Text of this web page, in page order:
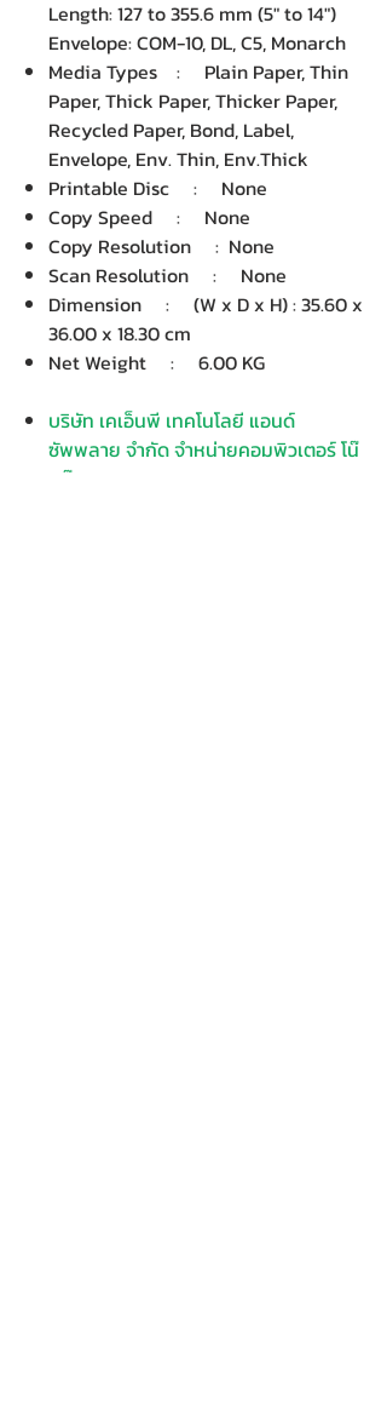
Length: 127 to 355.6 mm (5" to 14")
Envelope: COM-10, DL, C5, Monarch
Media Types : Plain Paper, Thin
Paper, Thick Paper, Thicker Paper,
Recycled Paper, Bond, Label,
Envelope, Env. Thin, Env.Thick
Printable Disc : None
Copy Speed : None
Copy Resolution : None
Scan Resolution : None
Dimension : (W x D x H) : 35.60 x
36.00 x 18.30 cm
Net Weight : 6.00 KG
บริษัท เคเอ็นพี เทคโนโลยี แอนด์
ซัพพลาย จำกัด จำหน่ายคอมพิวเตอร์ โน๊
ตบุ๊ค Dell HP Acer Lenovo Asus